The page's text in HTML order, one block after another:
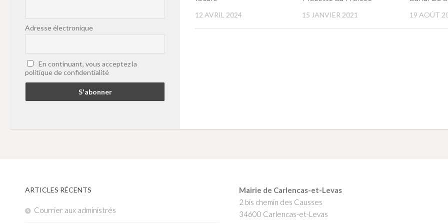
12 AVRIL 2024 15 JANVIER 2021
19 AOÛT
Adresse électronique
En continuant, vous acceptez la
politique de confidentialité
ARTICLES RÉCENTS
Courrier aux administrés
Mairie de Carlencas-et-Levas
2 bis chemin des Causses
34600 Carlencas-et-Levas